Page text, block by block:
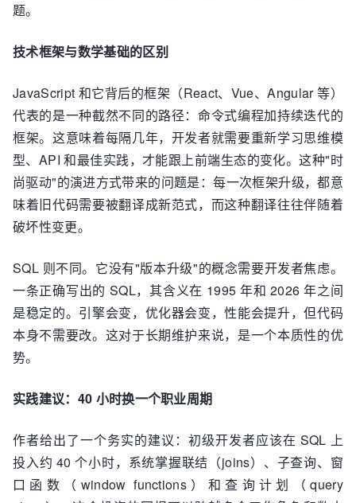
题。
技术框架与数学基础的区别
JavaScript 和它背后的框架（React、Vue、Angular 等）
代表的是一种截然不同的路径：命令式编程加持续迭代的
框架。这意味着每隔几年，开发者就需要重新学习思维模
型、API 和最佳实践，才能跟上前端生态的变化。这种"时
尚驱动"的演进方式带来的问题是：每一次框架升级，都意
味着旧代码需要被翻译成新范式，而这种翻译往往伴随着
破坏性变更。
SQL 则不同。它没有"版本升级"的概念需要开发者焦虑。
一条正确写出的 SQL，其含义在 1995 年和 2026 年之间
是稳定的。引擎会变，优化器会变，性能会提升，但代码
本身不需要改。这对于长期维护来说，是一个本质性的优
势。
实践建议：40 小时换一个职业周期
作者给出了一个务实的建议：初级开发者应该在 SQL 上
投入约 40 个小时，系统掌握联结（joins）、子查询、窗
口函数（window functions）和查询计划（query